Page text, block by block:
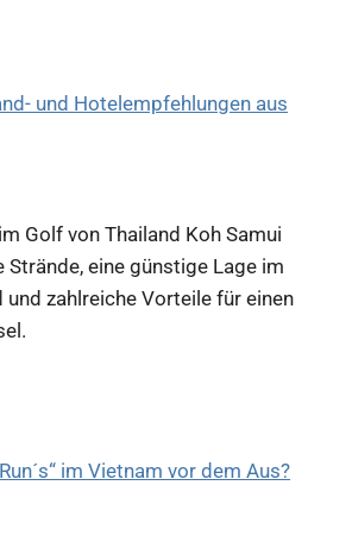
und Hotelempfehlungen aus
Golf von Thailand Koh Samui
eine günstige Lage im
und zahlreiche Vorteile für einen
im Vietnam vor dem Aus?